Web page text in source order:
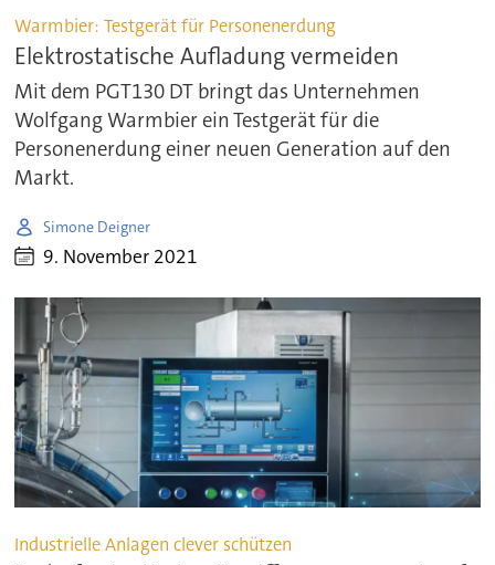
Warmbier: Testgerät für Personenerdung
Elektrostatische Aufladung vermeiden
Mit dem PGT130 DT bringt das Unternehmen
Wolfgang Warmbier ein Testgerät für die
Personenerdung einer neuen Generation auf den
Markt.
Simone Deigner
9. November 2021
Industrielle Anlagen clever schützen